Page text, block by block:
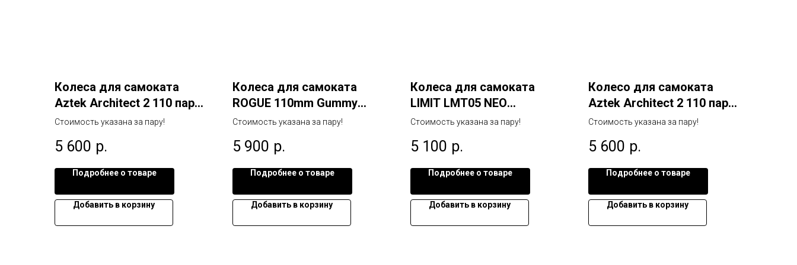
Колеса для самоката
Aztek Architect 2 110 пара
черный
Стоимость указана за пару!
5 600 р.
Подробнее о товаре
Добавить в корзину
Колеса для самоката
ROGUE 110mm Gummy
Red/Black
Стоимость указана за пару!
5 900 р.
Подробнее о товаре
Добавить в корзину
Колеса для самоката
LIMIT LMT05 NEO
CHROME/BLACK
Стоимость указана за пару!
5 100 р.
Подробнее о товаре
Добавить в корзину
Колесо для самоката
Aztek Architect 2 110 пара
голубой
Стоимость указана за пару!
5 600 р.
Подробнее о товаре
Добавить в корзину